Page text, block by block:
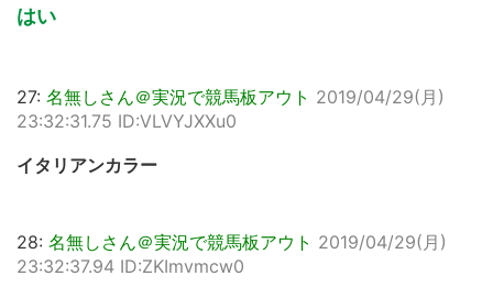
はい
27: 名無しさん＠実況で競馬板アウト 2019/04/29(月)
23:32:31.75 ID:VLVYJXXu0
イタリアンカラー
28: 名無しさん＠実況で競馬板アウト 2019/04/29(月)
23:32:37.94 ID:ZKImvmcw0